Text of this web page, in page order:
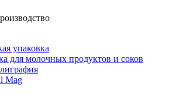
упаковка
для молочных продуктов и соков
Mag